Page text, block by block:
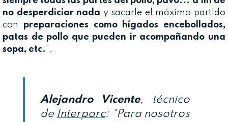
no desperdiciar nada y sacarle el máximo partido
con preparaciones como hígados encebollados,
patas de pollo que pueden ir acompañando una
sopa, etc. ”.
Alejandro Vicente, técnico
de Interporc: “Para nosotros